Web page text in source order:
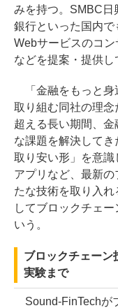
みを持つ。SMBC日
銀行といった国内で
Webサービスのコ
などを提案・提供し
「金融をもっと身
取り組む同社の理
超える長い期間、
な課題を解決して
取り安い形」を意
アプリなど、最新
たな技術を取り入
してブロックチェ
いう。
ブロックチェーン
実験まで
Sound-FinTechが